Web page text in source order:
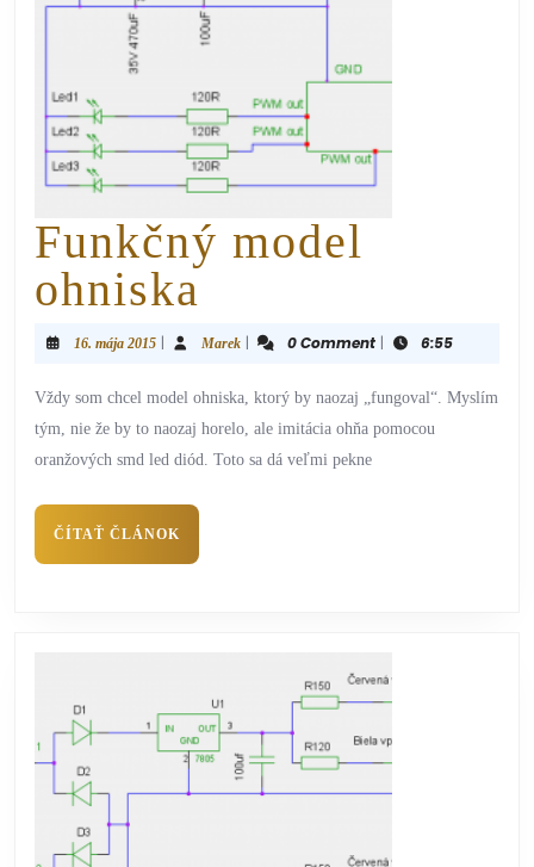
Funkčný model
ohniska
16. mája 2015 | Marek | 0 Comment | 6:55
Vždy som chcel model ohniska, ktorý by naozaj „fungoval“. Myslím
tým, nie že by to naozaj horelo, ale imitácia ohňa pomocou
oranžových smd led diód. Toto sa dá veľmi pekne
ČÍTAŤ ČLÁNOK